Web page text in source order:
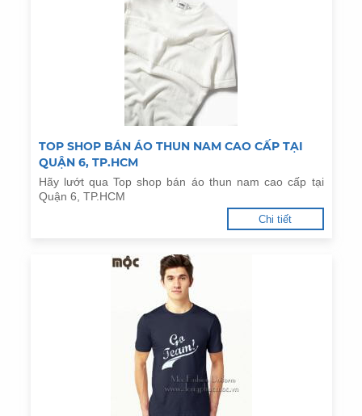
TOP SHOP BÁN ÁO THUN NAM CAO CẤP TẠI
QUẬN 6, TP.HCM
Hãy lướt qua Top shop bán áo thun nam cao cấp tại
Quận 6, TP.HCM
Chi tiết